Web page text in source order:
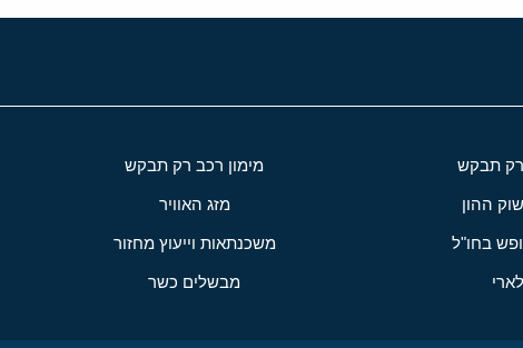
רק תבקש מימון רכב רק תבקש
ההון מזג האוויר
בחו"ל משכנתאות וייעוץ מחזור
מבשלים כשר